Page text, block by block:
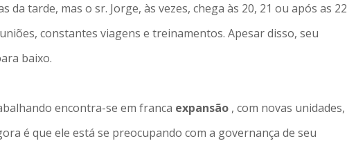
da tarde, mas o sr. Jorge, às vezes, chega às 20, 21 ou após as 22
constantes viagens e treinamentos. Apesar disso, seu
baixo.
encontra-se em franca expansão , com novas unidades,
é que ele está se preocupando com a governança de seu